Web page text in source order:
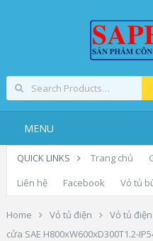
MENU
QUICK LINKS Trang chủ
Liên hệ
Facebook Vỏ tủ
Home Vỏ tủ điện Vỏ tủ
cửa SAE H800xW600xD300T1.2-